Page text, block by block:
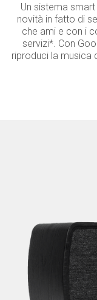
Un sistema
novità in fatto di
che ami e con i
servizi*. Con
riproduci la musica